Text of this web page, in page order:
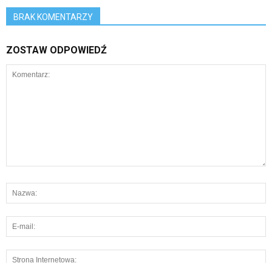
BRAK KOMENTARZY
ZOSTAW ODPOWIEDŹ